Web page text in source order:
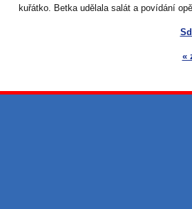
kuřátko. Betka udělala salát a povídání
«